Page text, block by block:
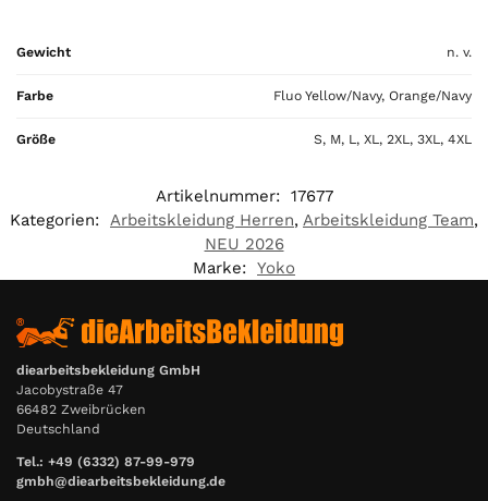
l
s
Gewicht n. v.
Farbe Fluo Yellow/Navy, Orange/Navy
Größe S, M, L, XL, 2XL, 3XL, 4XL
Artikelnummer: 17677
Kategorien: Arbeitskleidung Herren, Arbeitskleidung Team,
NEU 2026
Marke: Yoko
diearbeitsbekleidung GmbH
Jacobystraße 47
66482 Zweibrücken
Deutschland
Tel.: +49 (6332) 87-99-979
gmbh@diearbeitsbekleidung.de